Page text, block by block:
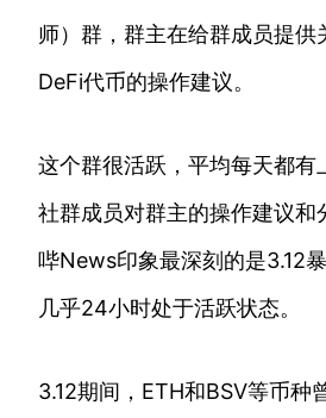
师）群，群主在给群成员提供
DeFi代币的操作建议。
这个群很活跃，平均每天都有
社群成员对群主的操作建议和
哔News印象最深刻的是3.12
几乎24小时处于活跃状态。
3.12期间，ETH和BSV等币种